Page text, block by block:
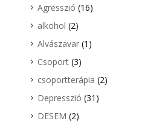
Agresszió (16)
alkohol (2)
Alvászavar(1)
Csoport(3)
csoportterápia (2)
Depresszió (31)
DESEM (2)